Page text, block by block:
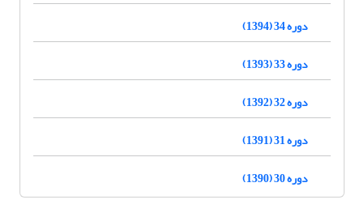
دوره 34 (1394)
دوره 33 (1393)
دوره 32 (1392)
دوره 31 (1391)
دوره 30 (1390)